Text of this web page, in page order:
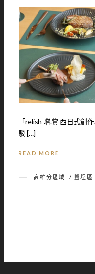
「relish 嚐.賞 西日式創
駁 […]
READ MORE
高雄分區域 / 鹽埕區